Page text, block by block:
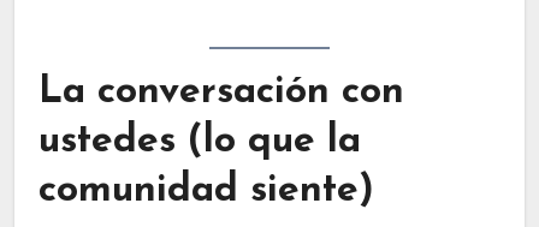
La conversación con
ustedes (lo que la
comunidad siente)